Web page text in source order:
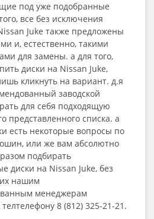
под уже подобранные
все без исключения
Juke также предложены
и, естественно, такими
для замены. а для того,
диски на Nissan Juke,
кликнуть на вариант. д.я
заводской
для себя подходящую
представленного списка. а
есть некоторые вопросы по
или же вам абсолютно
подбирать
диски на Nissan Juke, без
нашим
менеджерам
8 (812) 325-21-21.